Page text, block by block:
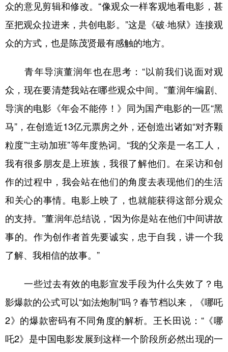
众的意见剪辑和修改。“像观众一样客观地看电影，甚
至把观众拉进来，共创电影。”这是《破·地狱》连接观
众的方式，也是陈茂贤最有感触的地方。
青年导演董润年也在思考：“以前我们说面对观
众，现在要清楚我站在哪些观众中间。”董润年编剧、
导演的电影《年会不能停！》同为国产电影的一匹“黑
马”，在创造近13亿元票房之外，还创造出诸如“对齐颗
粒度”“主动加班”等年度热词。“我的父亲是一名工人，
我有很多朋友是上班族，我很了解他们。在采访和创
作的过程中，我会站在他们的角度去表现他们的生活
和关心的事情。电影上映了，也就能获得这部分观众
的支持。”董润年总结说，“因为你是站在他们中间讲故
事的。作为创作者首先要诚实，忠于自我，讲一个我
了解、我相信的故事。”
一些过去有效的电影宣发手段为什么失效了？电
影爆款的公式可以“如法炮制”吗？春节档以来，《哪吒
2》的爆款密码有不同角度的解析。王长田说：“《哪
吒2》是中国电影发展到这样一个阶段所必然出现的一